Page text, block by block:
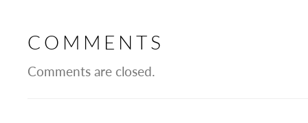
COMMENTS
Comments are closed.